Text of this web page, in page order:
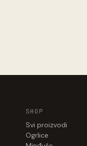
SHOP
Svi proizvodi
Ogrlice